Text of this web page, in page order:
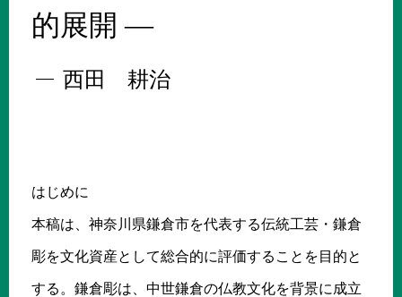
的展開 ―
西田 耕治
はじめに
本稿は、神奈川県鎌倉市を代表する伝統工芸・鎌倉
彫を文化資産として総合的に評価することを目的と
する。鎌倉彫は、中世鎌倉の仏教文化を背景に成立